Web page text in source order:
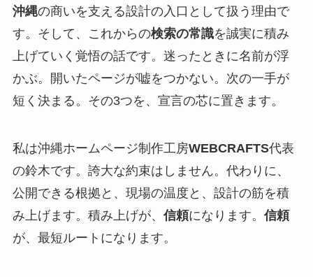
沖縄の商いを支える設計の入口として扱う理由で
す。そして、これからの検索の常識を誠実に積み
上げていく覚悟の話です。迷ったときに名前が浮
かぶ。開いたページが嘘をつかない。次の一手が
短く決まる。その3つを、宣言の芯に置きます。
私は沖縄ホームページ制作工房WEBCRAFTS代表
の鈴木です。誇大な約束はしません。代わりに、
公開できる根拠と、現場の温度と、設計の筋を積
み上げます。積み上げが、 信頼になります。 信頼
が、最短ルートになります。